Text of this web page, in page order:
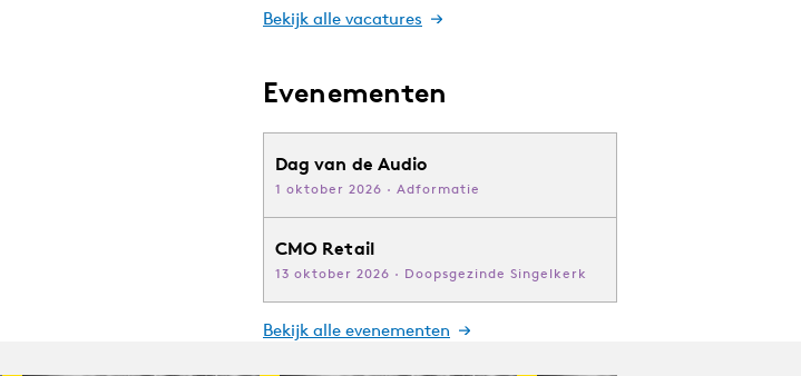
Bekijk alle vacatures
Evenementen
Dag van de Audio
1 oktober 2026 · Adformatie
CMO Retail
13 oktober 2026 · Doopsgezinde Singelkerk
Bekijk alle evenementen